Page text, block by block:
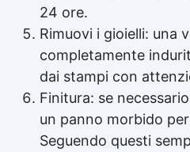
24 ore.
Rimuovi i gioielli: una
completamente
dai stampi con
Finitura: se
un panno morbido
Seguendo questi